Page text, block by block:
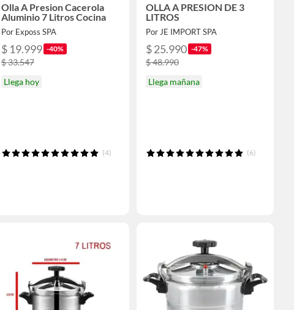
Olla A Presion Cacerola
Aluminio 7 Litros Cocina
Por Exposs SPA
$ 19.999 -40%
$ 33.547
Llega hoy
(4)
OLLA A PRESION DE 3
LITROS
Por JE IMPORT SPA
$ 25.990 -47%
$ 48.990
Llega mañana
(6)